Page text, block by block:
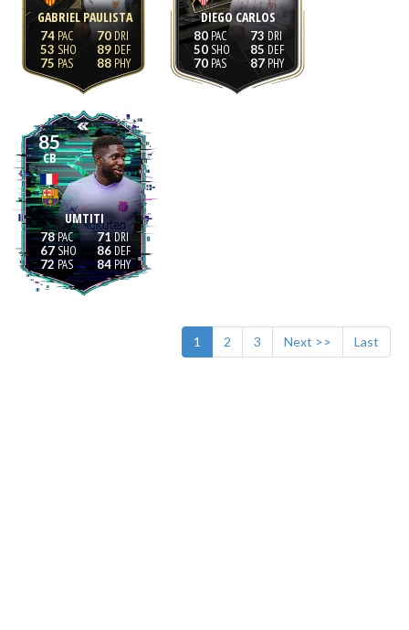
GABRIEL PAULISTA
74
53
75
70
89
88
DIEGO CARLOS
80
50
70
73
85
87
85
CB
UMTITI
78
67
72
71
86
84
1 2 3 Next >> Last